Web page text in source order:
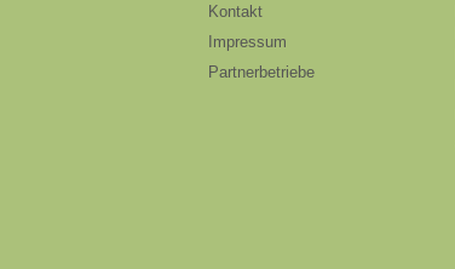
Kontakt
Impressum
Partnerbetriebe